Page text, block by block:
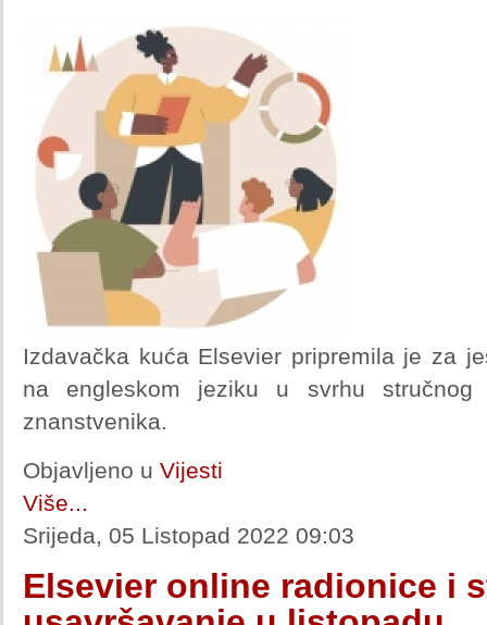
Izdavačka kuća Elsevier pripremila je za
na engleskom jeziku u svrhu stručnog
znanstvenika.
Objavljeno u Vijesti
Više...
Srijeda, 05 Listopad 2022 09:03
Elsevier online radionice i